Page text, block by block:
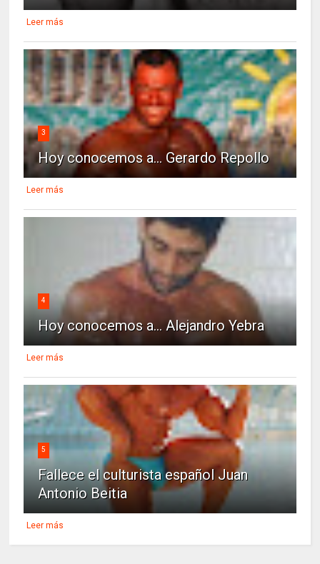
Leer más
3
Hoy conocemos a... Gerardo Repollo
Leer más
4
Hoy conocemos a... Alejandro Yebra
Leer más
5
Fallece el culturista español Juan
Antonio Beitia
Leer más